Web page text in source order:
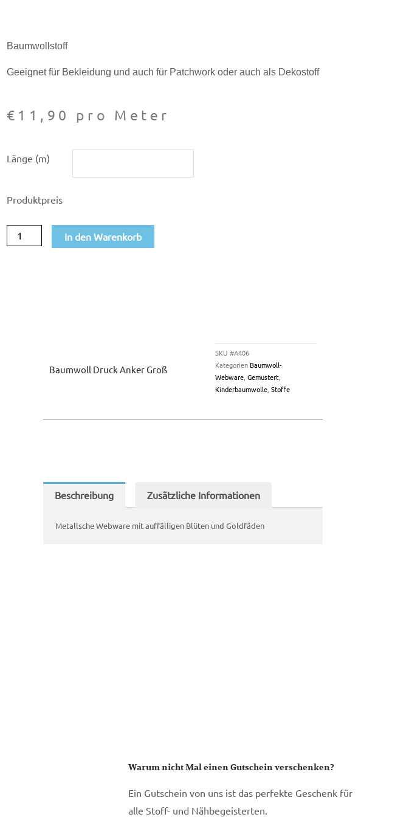
Baumwollstoff
Geeignet für Bekleidung und auch für Patchwork oder auch als Dekostoff
€ 11,90 pro Meter
Länge (m)
Produktpreis
Druck
groß
In den Warenkorb
Baumwoll Druck Anker Groß
SKU #A406
Kategorien Baumwoll-
Webware, Gemustert,
Kinderbaumwolle, Stoffe
Beschreibung Zusätzliche Informationen
Metallsche Webware mit auffälligen Blüten und Goldfäden
Warum nicht Mal einen Gutschein verschenken?
Ein Gutschein von uns ist das perfekte Geschenk für
alle Stoff- und Nähbegeisterten.